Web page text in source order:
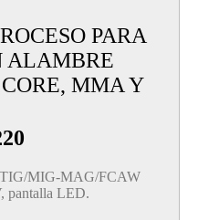
PARA
ALAMBRE
MMA Y
MIG-MAG/FCAW
pantalla LED.